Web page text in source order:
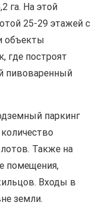
га. На этой
25-29 этажей с
объекты
где построят
пивоваренный
паркинг
Также на
помещения,
Входы в
земли.